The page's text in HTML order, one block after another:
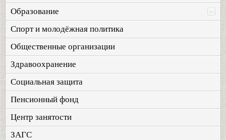
Образование
Спорт и молодёжная политика
Общественные организации
Здравоохранение
Социальная защита
Пенсионный фонд
Центр занятости
ЗАГС